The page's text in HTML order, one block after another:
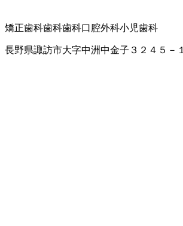
矯正歯科歯科歯科口腔外科小児歯科
長野県諏訪市大字中洲中金子３２４５－１